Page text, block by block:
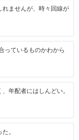
ませんが、時々回線が
っているものかわから
年配者にはしんどい。
。